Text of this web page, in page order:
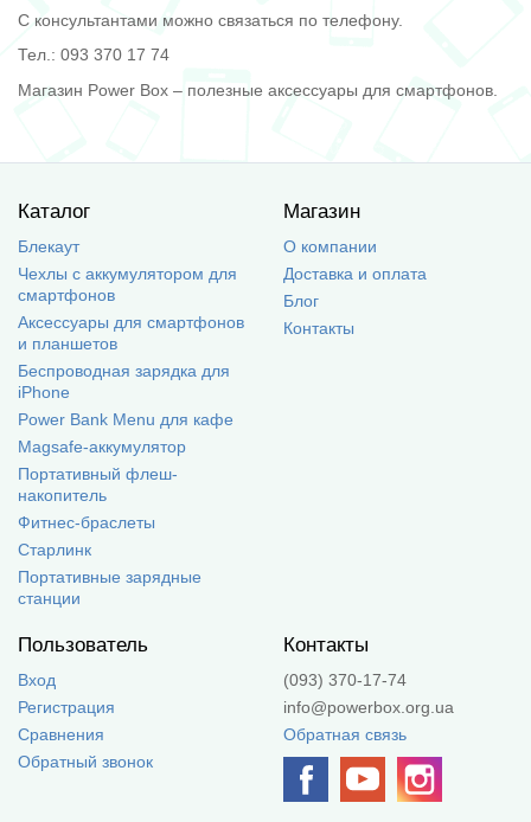
С консультантами можно связаться по телефону.
Тел.: 093 370 17 74
Магазин Power Box – полезные аксессуары для смартфонов.
Каталог
Блекаут
Чехлы с аккумулятором для
смартфонов
Аксессуары для смартфонов
и планшетов
Беспроводная зарядка для
iPhone
Power Bank Menu для кафе
Magsafe-аккумулятор
Портативный флеш-
накопитель
Фитнес-браслеты
Старлинк
Портативные зарядные
станции
Магазин
О компании
Доставка и оплата
Блог
Контакты
Пользователь
Вход
Регистрация
Сравнения
Обратный звонок
Контакты
(093) 370-17-74
info@powerbox.org.ua
Обратная связь